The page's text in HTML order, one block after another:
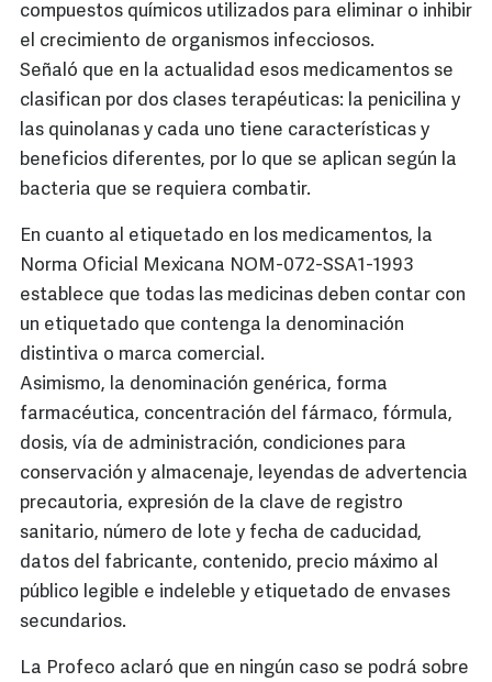
compuestos químicos utilizados para eliminar o inhibir
el crecimiento de organismos infecciosos.
Señaló que en la actualidad esos medicamentos se
clasifican por dos clases terapéuticas: la penicilina y
las quinolanas y cada uno tiene características y
beneficios diferentes, por lo que se aplican según la
bacteria que se requiera combatir.
En cuanto al etiquetado en los medicamentos, la
Norma Oficial Mexicana NOM-072-SSA1-1993
establece que todas las medicinas deben contar con
un etiquetado que contenga la denominación
distintiva o marca comercial.
Asimismo, la denominación genérica, forma
farmacéutica, concentración del fármaco, fórmula,
dosis, vía de administración, condiciones para
conservación y almacenaje, leyendas de advertencia
precautoria, expresión de la clave de registro
sanitario, número de lote y fecha de caducidad,
datos del fabricante, contenido, precio máximo al
público legible e indeleble y etiquetado de envases
secundarios.
La Profeco aclaró que en ningún caso se podrá sobre